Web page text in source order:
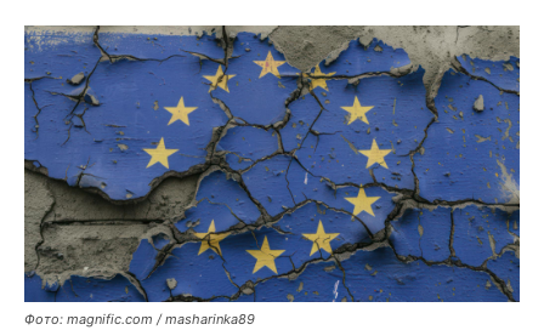
Фото: magnific.com / masharinka89